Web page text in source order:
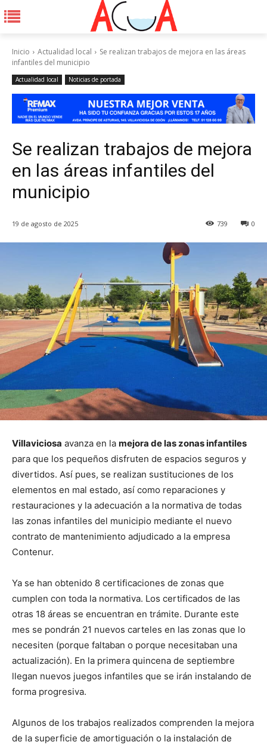
Inicio Actualidad local
Se realizan trabajos de mejora en las áreas
infantiles del municipio
Actualidad local Noticias de portada
Se realizan trabajos de mejora
en las áreas infantiles del
municipio
19 de agosto de 2025 0
739
Villaviciosa avanza en la mejora de las zonas infantiles
para que los pequeños disfruten de espacios seguros y
divertidos. Así pues, se realizan sustituciones de los
elementos en mal estado, así como reparaciones y
restauraciones y la adecuación a la normativa de todas
las zonas infantiles del municipio mediante el nuevo
contrato de mantenimiento adjudicado a la empresa
Contenur.
Ya se han obtenido 8 certificaciones de zonas que
cumplen con toda la normativa. Los certificados de las
otras 18 áreas se encuentran en trámite. Durante este
mes se pondrán 21 nuevos carteles en las zonas que lo
necesiten (porque faltaban o porque necesitaban una
actualización). En la primera quincena de septiembre
llegan nuevos juegos infantiles que se irán instalando de
forma progresiva.
Algunos de los trabajos realizados comprenden la mejora
de la superficie de amortiguación o la instalación de